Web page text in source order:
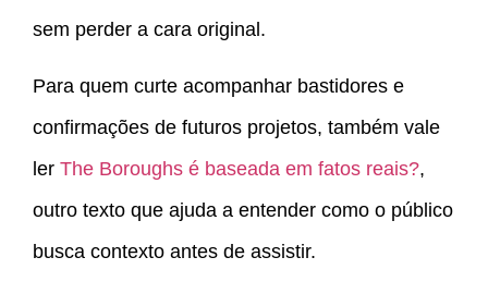
sem perder a cara original.
Para quem curte acompanhar bastidores e
confirmações de futuros projetos, também vale
ler The Boroughs é baseada em fatos reais?,
outro texto que ajuda a entender como o público
busca contexto antes de assistir.